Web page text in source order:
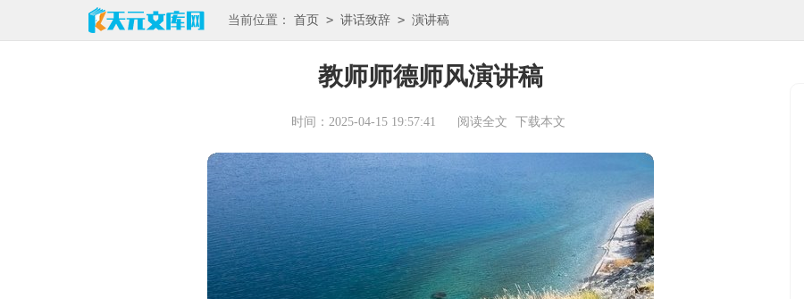
当前位置： 首页 > 讲话致辞 > 演讲稿
教师师德师风演讲稿
时间：2025-04-15 19:57:41 阅读全文 下载本文